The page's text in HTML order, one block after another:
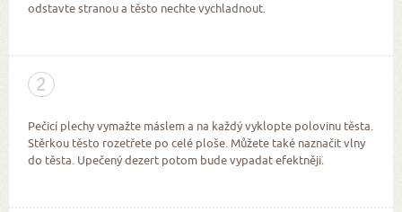
odstavte stranou a těsto nechte vychladnout.
2
Pečicí plechy vymažte máslem a na každý vyklopte polovinu těsta.
Stěrkou těsto rozetřete po celé ploše. Můžete také naznačit vlny
do těsta. Upečený dezert potom bude vypadat efektněji.